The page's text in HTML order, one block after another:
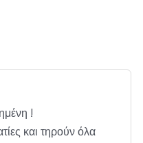
!
και τηρούν όλα